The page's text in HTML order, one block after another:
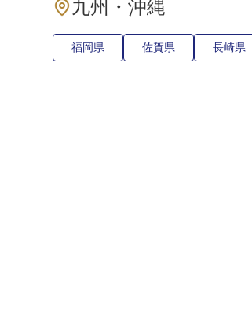
九州・沖縄
福岡県 佐賀県 長崎県